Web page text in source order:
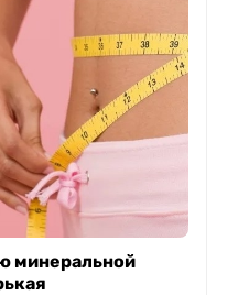
минеральной